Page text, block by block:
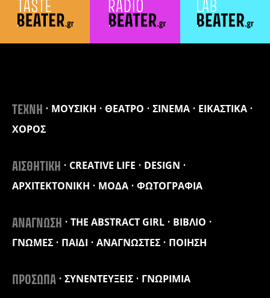
ΤΕΧΝΗ ΜΟΥΣΙΚΗ ΘΕΑΤΡΟ ΣΙΝΕΜΑ
ΕΙΚΑΣΤΙΚΑ
ΧΟΡΟΣ
ΑΙΣΘΗΤΙΚΗ CREATIVE LIFE
DESIGN
ΑΡΧΙΤΕΚΤΟΝΙΚΗ
ΜΟΔΑ ΦΩΤΟΓΡΑΦΙΑ
ΑΝΑΓΝΩΣΗ THE ABSTRACT GIRL
ΒΙΒΛΙΟ
ΓΝΩΜΕΣ
ΠΑΙΔΙ ΑΝΑΓΝΩΣΤΕΣ ΠΟΙΗΣΗ
ΠΡΟΣΩΠΑ ΣΥΝΕΝΤΕΥΞΕΙΣ ΓΝΩΡΙΜΙΑ